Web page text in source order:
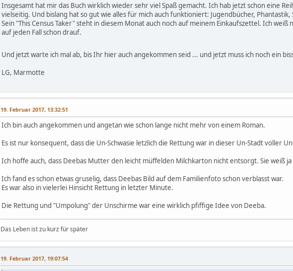
Insgesamt hat mir das Buch wirklich wieder sehr viel Spaß gemacht. Ich hab jetzt schon eine
vielseitig. Und bislang hat so gut wie alles für mich auch funktioniert: Jugendbücher, Phantastik,
Sein "This Census Taker" steht in diesem Monat auch noch auf meinem Einkaufszettel. Ich
auf jeden Fall schon drauf.
Und jetzt warte ich mal ab, bis Ihr hier auch angekommen seid ... und jetzt muss ich noch ein
LG, Marmotte
19. Februar 2017, 13:32:51
Ich bin auch angekommen und angetan wie schon lange nicht mehr von einem Roman.
Es ist nur konsequent, dass die Un-Schwasie letzlich die Rettung war in dieser Un-Stadt voller
Ich hoffe auch, dass Deebas Mutter den leicht müffelden Milchkarton nicht entsorgt. Sie weiß
Ich fand es schon etwas gruselig, dass Deebas Bild auf dem Familienfoto schon verblasst war.
Es war also in vielerlei Hinsicht Rettung in letzter Minute.
Die Rettung und "Umpolung" der Unschirme war eine wirklich pfiffige Idee von Deeba.
Das Leben ist zu kurz für später
19. Februar 2017, 19:07:54